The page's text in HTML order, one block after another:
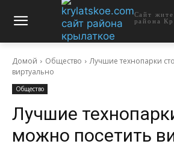
Сайт
района
Домой Общество
Лучшие технопарки
виртуально
Общество
Лучшие
можно посетить